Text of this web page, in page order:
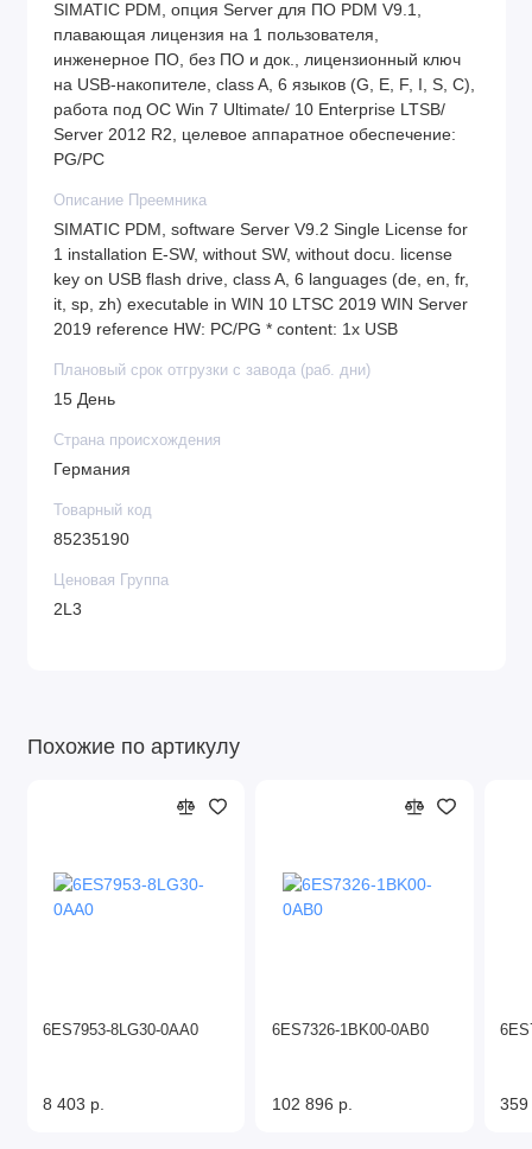
SIMATIC PDM, опция Server для ПО PDM V9.1,
плавающая лицензия на 1 пользователя,
инженерное ПО, без ПО и док., лицензионный ключ
на USB-накопителе, class A, 6 языков (G, E, F, I, S, C),
работа под ОС Win 7 Ultimate/ 10 Enterprise LTSB/
Server 2012 R2, целевое аппаратное обеспечение:
PG/PC
Описание Преемника
SIMATIC PDM, software Server V9.2 Single License for
1 installation E-SW, without SW, without docu. license
key on USB flash drive, class A, 6 languages (de, en, fr,
it, sp, zh) executable in WIN 10 LTSC 2019 WIN Server
2019 reference HW: PC/PG * content: 1x USB
Плановый срок отгрузки с завода (раб. дни)
15 День
Страна происхождения
Германия
Товарный код
85235190
Ценовая Группа
2L3
Похожие по артикулу
6ES7953-8LG30-0AA0
8 403 р.
6ES7326-1BK00-0AB0
102 896 р. 359